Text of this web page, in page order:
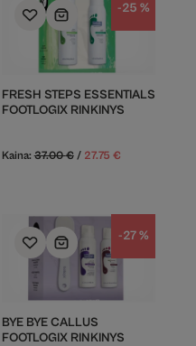
-25 %
FRESH STEPS ESSENTIALS
FOOTLOGIX RINKINYS
Kaina:37.00€ / 27.75 €
-27 %
BYE BYE CALLUS
FOOTLOGIX RINKINYS